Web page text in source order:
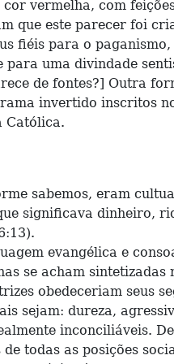
vermelha, com
que este parecer foi
fiéis para o
para uma divindade
de fontes?] Outra
invertido inscritos
Católica.
eram
significava dinheiro,
evangélica e
se acham sintetizadas
obedeceriam seus
sejam: dureza,
inconciliáveis.
todas as posições